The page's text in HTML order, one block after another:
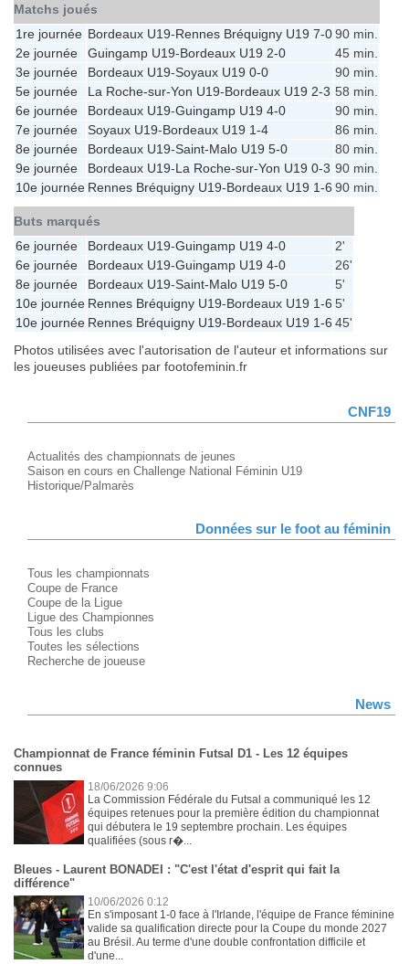
Matchs joués
1re journée Bordeaux U19-Rennes Bréquigny U19 7-090 min.
2e journée
Guingamp U19-Bordeaux U19 2-0
45 min.
3e journée
Bordeaux U19-Soyaux U19 0-0
90 min.
5e journée
La Roche-sur-Yon U19-Bordeaux U19 2-3 58 min.
6e journée
Bordeaux U19-Guingamp U19 4-0
90 min.
7e journée
Soyaux U19-Bordeaux U19 1-4
86 min.
8e journée
Bordeaux U19-Saint-Malo U19 5-0
80 min.
9e journée
Bordeaux U19-La Roche-sur-Yon U19 0-3 90 min.
10e journée Rennes Bréquigny U19-Bordeaux U19 1-6 90 min.
Buts marqués
6e journée
Bordeaux U19-Guingamp U19 4-0
2'
6e journée
Bordeaux U19-Guingamp U19 4-0
26'
8e journée
Bordeaux U19-Saint-Malo U19 5-0
5'
10e journée Rennes Bréquigny U19-Bordeaux U19 1-6 5'
10e journée Rennes Bréquigny U19-Bordeaux U19 1-6 45'
Photos utilisées avec l'autorisation de l'auteur et informations sur
les joueuses publiées par footofeminin.fr
CNF19
Actualités des championnats de jeunes
Saison en cours en Challenge National Féminin U19
Historique/Palmarès
Données sur le foot au féminin
Tous les championnats
Coupe de France
Coupe de la Ligue
Ligue des Championnes
Tous les clubs
Toutes les sélections
Recherche de joueuse
News
Championnat de France féminin Futsal D1 - Les 12 équipes
connues
18/06/2026 9:06
La Commission Fédérale du Futsal a communiqué les 12
équipes retenues pour la première édition du championnat
qui débutera le 19 septembre prochain. Les équipes
qualifiées (sous r�...
Bleues - Laurent BONADEI : "C'est l'état d'esprit qui fait la
différence"
10/06/2026 0:12
En s'imposant 1-0 face à l'Irlande, l'équipe de France féminine
valide sa qualification directe pour la Coupe du monde 2027
au Brésil. Au terme d'une double confrontation difficile et
d'une...